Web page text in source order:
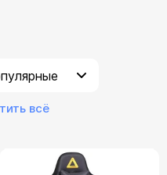
всё